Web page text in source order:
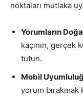
noktaları mutlaka
Yorumların
kaçının, gerçek
tutun.
Mobil
yorum bırakmak